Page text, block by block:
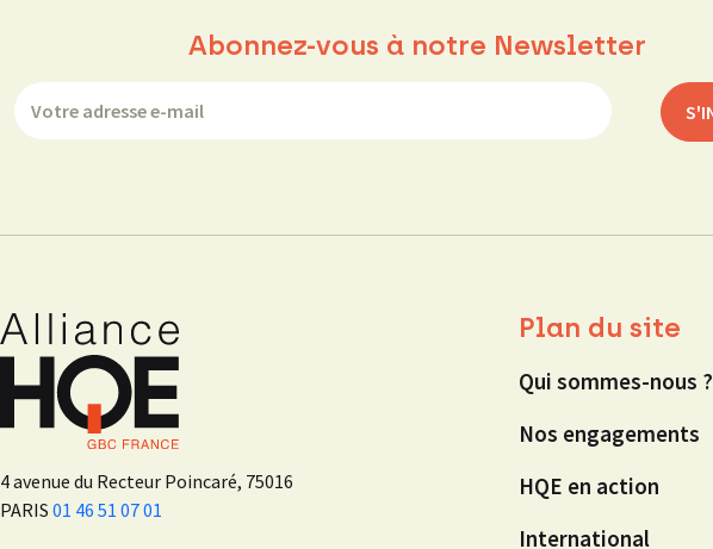
Abonnez-vous à notre Newsletter
4 avenue du Recteur Poincaré, 75016
PARIS 01 46 51 07 01
Plan du site
Qui sommes-nous ?
Nos engagements
HQE en action
International